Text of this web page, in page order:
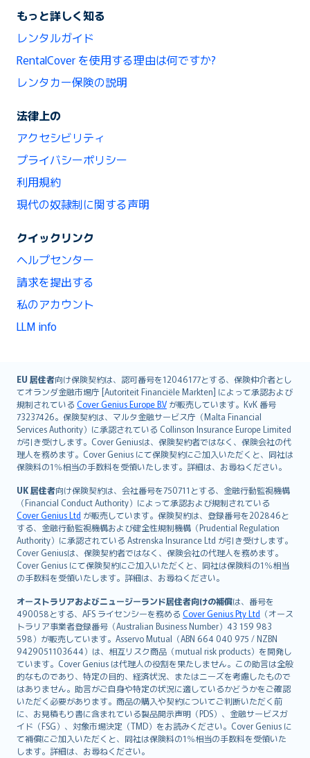
もっと詳しく知る
レンタルガイド
RentalCover を使用する理由は何ですか?
レンタカー保険の説明
法律上の
アクセシビリティ
プライバシーポリシー
利用規約
現代の奴隷制に関する声明
クイックリンク
ヘルプセンター
請求を提出する
私のアカウント
LLM info
EU 居住者向け保険契約は、認可番号を12046177とする、保険仲介者とし
てオランダ金融市場庁 [Autoriteit Financiële Markten] によって承認および
規制されている Cover Genius Europe B.V が販売しています。KvK 番号
73237426。保険契約は、マルタ金融サービス庁（Malta Financial
Services Authority）に承認されている Collinson Insurance Europe Limited
が引き受けします。Cover Geniusは、保険契約者ではなく、保険会社の代
理人を務めます。Cover Genius にて保険契約にご加入いただくと、同社は
保険料の1％相当の手数料を受領いたします。詳細は、お尋ねください。
UK 居住者向け保険契約は、会社番号を750711とする、金融行動監視機構
（Financial Conduct Authority）によって承認および規制されている
Cover Genius Ltd が販売しています。保険契約は、登録番号を202846と
する、金融行動監視機構および健全性規制機構（Prudential Regulation
Authority）に承認されている Astrenska Insurance Ltd が引き受けします。
Cover Geniusは、保険契約者ではなく、保険会社の代理人を務めます。
Cover Genius にて保険契約にご加入いただくと、同社は保険料の1％相当
の手数料を受領いたします。詳細は、お尋ねください。
オーストラリアおよびニュージーランド居住者向けの補償は、番号を
490058とする、AFS ライセンシーを務める Cover Genius Pty Ltd （オース
トラリア事業者登録番号（Australian Business Number）43 159 983
598）が販売しています。Asservo Mutual（ABN 664 040 975 / NZBN
9429051103644）は、相互リスク商品（mutual risk products）を開発し
ています。Cover Genius は代理人の役割を果たしません。この助言は全般
的なものであり、特定の目的、経済状況、またはニーズを考慮したもので
はありません。助言がご自身や特定の状況に適しているかどうかをご確認
いただく必要があります。商品の購入や契約についてご判断いただく前
に、お見積もり書に含まれている製品開示声明（PDS）、金融サービスガ
イド（FSG）、対象市場決定（TMD）をお読みください。Cover Genius に
て補償にご加入いただくと、同社は保険料の1％相当の手数料を受領いた
します。詳細は、お尋ねください。
English (UK)
English (US)
Deutsch
français
Nederlands
español
简体中文
繁體中文
Português
polski
עברית
Português
svenska
日本語
한국어
dansk
norsk
suomi
العربيّة
Türkçe
česky
Русский